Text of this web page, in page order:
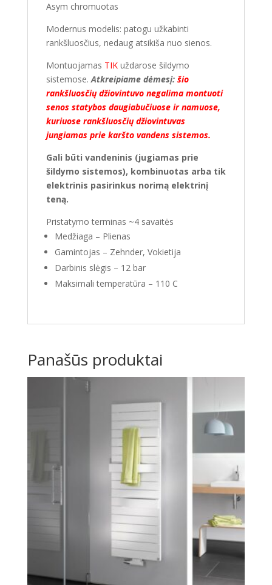
Asym chromuotas
Modernus modelis: patogu užkabinti
rankšluosčius, nedaug atsikiša nuo sienos.
Montuojamas TIKuždarose šildymo
sistemose.Atkreipiame dėmesį: šio
rankšluosčių džiovintuvo negalima montuoti
senos statybos daugiabučiuose ir namuose,
kuriuose rankšluosčių džiovintuvas
jungiamas prie karšto vandens sistemos.
Gali būti vandeninis (jugiamas prie
šildymo sistemos), kombinuotas arba tik
elektrinis pasirinkus norimą elektrinį
teną.
Pristatymo terminas ~4 savaitės
Medžiaga – Plienas
Gamintojas – Zehnder, Vokietija
Darbinis slėgis – 12 bar
Maksimali temperatūra – 110 C
Panašūs produktai